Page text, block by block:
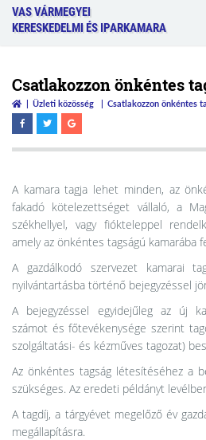
VAS VÁRMEGYEI
KERESKEDELMI ÉS IPARKAMARA
Csatlakozzon önkéntes
Üzleti közösség Csatlakozzon önkéntes
A kamara tagja lehet minden, az
fakadó kötelezettséget vállaló, a
székhellyel, vagy fiókteleppel
amely az önkéntes tagságú kamarába
A gazdálkodó szervezet kamarai
nyilvántartásba történő bejegyzéssel
A bejegyzéssel egyidejűleg az új
számot és főtevékenysége szerint
szolgáltatási- és kézműves tagozat)
Az önkéntes tagság létesítéséhez a
szükséges. Az eredeti példányt
A tagdíj, a tárgyévet megelőző év
megállapításra.